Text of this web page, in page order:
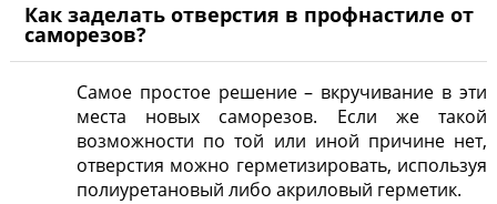
Как заделать отверстия в профнастиле от
саморезов?
Самое простое решение – вкручивание в эти
места новых саморезов. Если же такой
возможности по той или иной причине нет,
отверстия можно герметизировать, используя
полиуретановый либо акриловый герметик.